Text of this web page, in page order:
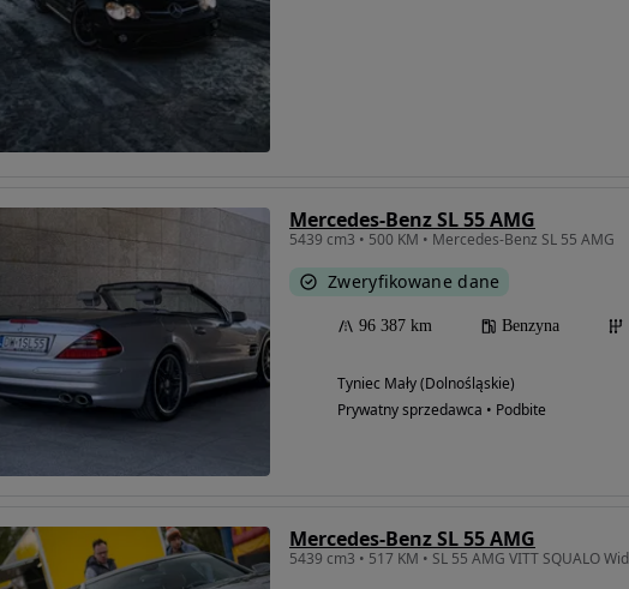
Mercedes-Benz SL 55 AMG
5439 cm3 • 500 KM • Mercedes-Benz SL 55 AMG
Zweryfikowane dane
96 387 km Benzyna
Tyniec Mały (Dolnośląskie)
Prywatny sprzedawca • Podbite
Mercedes-Benz SL 55 AMG